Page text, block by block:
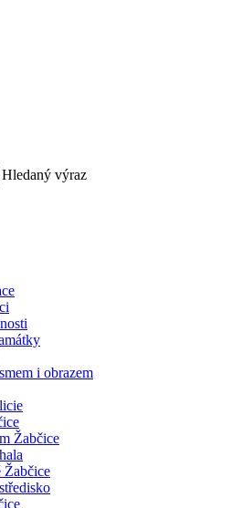
Hledaný výraz
i obrazem
Žabčice
Žabčice